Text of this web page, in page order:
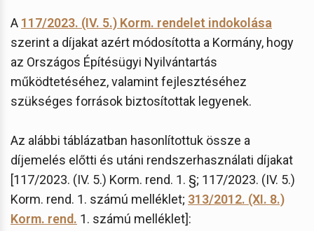
A 117/2023. (IV. 5.) Korm. rendelet indokolása
szerint a díjakat azért módosította a Kormány, hogy
az Országos Építésügyi Nyilvántartás
működtetéséhez, valamint fejlesztéséhez
szükséges források biztosítottak legyenek.
Az alábbi táblázatban hasonlítottuk össze a
díjemelés előtti és utáni rendszerhasználati díjakat
[117/2023. (IV. 5.) Korm. rend. 1. §; 117/2023. (IV. 5.)
Korm. rend. 1. számú melléklet; 313/2012. (XI. 8.)
Korm. rend. 1. számú melléklet]: